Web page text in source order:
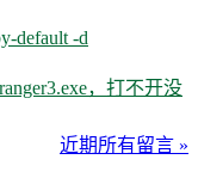
default -d
，打不开没
近期所有留言 »